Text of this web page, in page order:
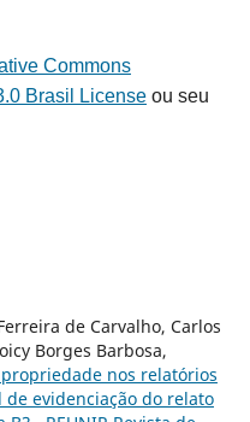
Commons
Brasil Licenseou seu
de Carvalho, Carlos
Borges Barbosa,
nos relatórios
evidenciação do relato